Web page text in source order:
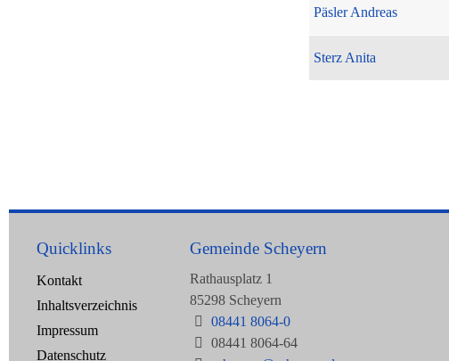
Päsler Andreas
Sterz Anita
Quicklinks
Kontakt
Inhaltsverzeichnis
Impressum
Datenschutz
Gemeinde Scheyern
Rathausplatz 1
85298 Scheyern
08441 8064-0
08441 8064-64